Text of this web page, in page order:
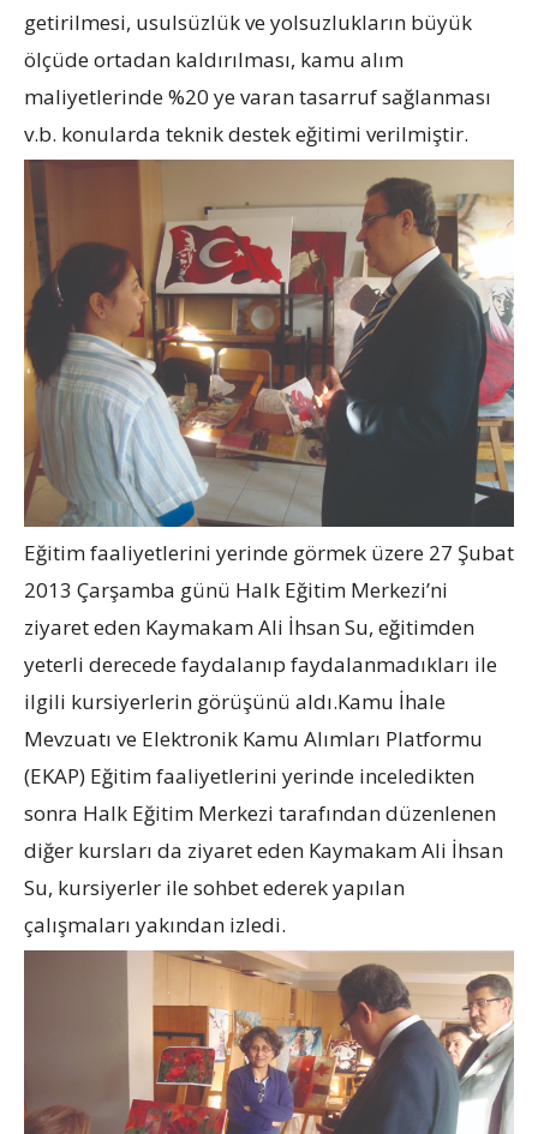
getirilmesi, usulsüzlük ve yolsuzlukların büyük
ölçüde ortadan kaldırılması, kamu alım
maliyetlerinde %20 ye varan tasarruf sağlanması
v.b. konularda teknik destek eğitimi verilmiştir.
Eğitim faaliyetlerini yerinde görmek üzere 27 Şubat
2013 Çarşamba günü Halk Eğitim Merkezi’ni
ziyaret eden Kaymakam Ali İhsan Su, eğitimden
yeterli derecede faydalanıp faydalanmadıkları ile
ilgili kursiyerlerin görüşünü aldı.Kamu İhale
Mevzuatı ve Elektronik Kamu Alımları Platformu
(EKAP) Eğitim faaliyetlerini yerinde inceledikten
sonra Halk Eğitim Merkezi tarafından düzenlenen
diğer kursları da ziyaret eden Kaymakam Ali İhsan
Su, kursiyerler ile sohbet ederek yapılan
çalışmaları yakından izledi.